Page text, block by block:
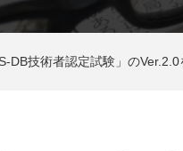
DB技術者認定試験」の